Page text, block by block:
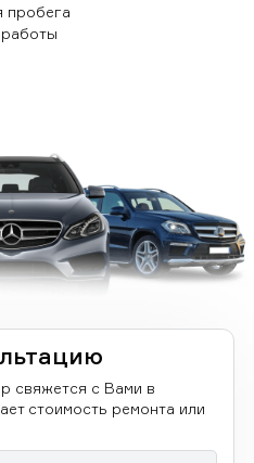
пробега
свяжется с Вами в
стоимость ремонта или